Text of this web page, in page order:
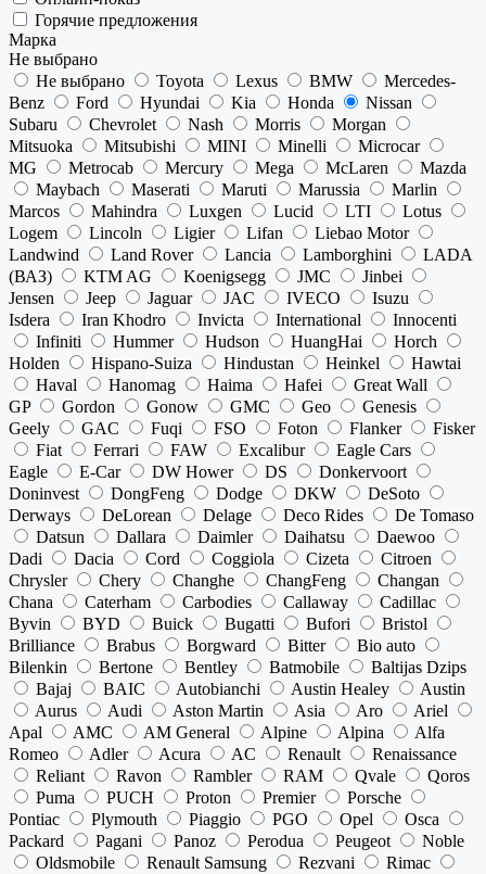
Горячие предложения
Марка
Не выбрано
Не выбрано
Toyota Lexus BMW
Mercedes-
Benz
Ford Hyundai Kia Honda
Nissan
Subaru
Chevrolet Nash Morris
Morgan
Mitsuoka
Mitsubishi MINI Minelli
Microcar
MG
Metrocab Mercury Mega McLaren
Mazda
Maybach
Maserati Maruti Marussia
Marlin
Marcos
Mahindra Luxgen Lucid LTI
Lotus
Logem
Lincoln Ligier Lifan
Liebao Motor
Landwind
Land Rover Lancia Lamborghini
LADA
(ВАЗ)
KTM AG Koenigsegg JMC
Jinbei
Jensen
Jeep Jaguar JAC IVECO
Isuzu
Isdera
Iran Khodro Invicta International
Innocenti
Infiniti
Hummer Hudson HuangHai
Horch
Holden
Hispano-Suiza Hindustan Heinkel
Hawtai
Haval
Hanomag Haima Hafei
Great Wall
GP
Gordon Gonow GMC Geo
Genesis
Geely
GAC Fuqi FSO Foton Flanker
Fisker
Fiat
Ferrari FAW Excalibur
Eagle Cars
Eagle
E-Car DW Hower DS
Donkervoort
Doninvest
DongFeng Dodge DKW
DeSoto
Derways
DeLorean Delage Deco Rides
De Tomaso
Datsun
Dallara Daimler Daihatsu
Daewoo
Dadi
Dacia Cord Coggiola Cizeta
Citroen
Chrysler
Chery Changhe ChangFeng
Changan
Chana
Caterham Carbodies Callaway
Cadillac
Byvin
BYD Buick Bugatti Bufori
Bristol
Brilliance
Brabus Borgward Bitter
Bio auto
Bilenkin
Bertone Bentley Batmobile
Baltijas Dzips
Bajaj
BAIC Autobianchi Austin Healey
Austin
Aurus
Audi Aston Martin Asia Aro
Ariel
Apal
AMC AM General Alpine Alpina
Alfa
Romeo
Adler Acura AC Renault
Renaissance
Reliant
Ravon Rambler RAM Qvale
Qoros
Puma
PUCH Proton Premier
Porsche
Pontiac
Plymouth Piaggio PGO Opel
Osca
Packard
Pagani Panoz Perodua Peugeot
Noble
Oldsmobile
Renault Samsung Rezvani
Rimac